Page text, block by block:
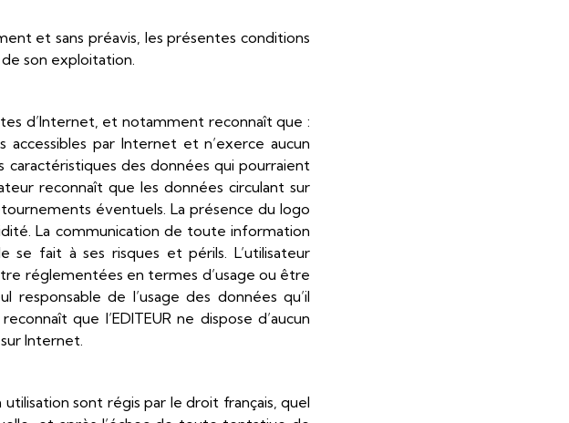
et sans préavis, les présentes conditions
son exploitation.
d’Internet, et notamment reconnaît que :
accessibles par Internet et n’exerce aucun
des données qui pourraient
reconnaît que les données circulant sur
éventuels. La présence du logo
La communication de toute information
se fait à ses risques et périls. L’utilisateur
réglementées en termes d’usage ou être
de l’usage des données qu’il
que l’EDITEUR ne dispose d’aucun
Internet.
sont régis par le droit français, quel